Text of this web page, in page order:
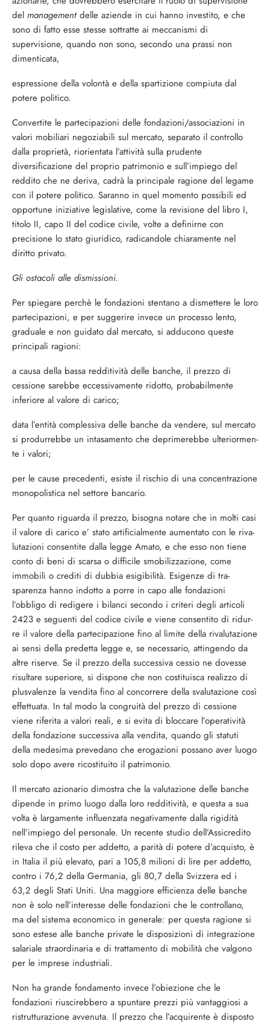
del mana­gementdelle aziende in cui hanno investito, e che
sono di fatto esse stesse sottratte ai meccanismi di
supervisione, quando non sono, secondo una prassi non
dimenticata,
espressione della volontà e della spartizione compiuta dal
potere politico.
Convertite le partecipazioni delle fonda­zioni/associazioni in
valori mobiliari nego­ziabili sul mercato, separato il controllo
dalla proprietà, riorientata l’attività sulla prudente
diversificazione del proprio patri­monio e sull’impiego del
reddito che ne de­riva, cadrà la principale ragione del legame
con il potere politico. Saranno in quel mo­mento possibili ed
opportune iniziative legi­slative, come la revisione del libro I,
titolo II, capo II del codice civile, volte a definirne con
precisione lo stato giuridico, radicando­le chiaramente nel
diritto privato.
Gli ostacoli alle dismissioni.
Per spiegare perchè le fondazioni stenta­no a dismettere le loro
partecipazioni, e per suggerire invece un processo lento,
gradua­le e non guidato dal mercato, si adducono queste
principali ragioni:
a causa della bassa redditività delle banche, il prezzo di
cessione sarebbe ecces­sivamente ridotto, probabilmente
inferiore al valore di carico;
data l’entità complessiva delle banche da vendere, sul mercato
si produrrebbe un intasamento che deprimerebbe ulteriormen­
te i valori;
per le cause precedenti, esiste il rischio di una concentrazione
monopolistica nel settore bancario.
Per quanto riguarda il prezzo, bisogna notare che in molti casi
il valore di carico e’ stato artificialmente aumentato con le riva­
lutazioni consentite dalla legge Amato, e che esso non tiene
conto di beni di scarsa o difficile smobilizzazione, come
immobili o crediti di dubbia esigibilità. Esigenze di tra­
sparenza hanno indotto a porre in capo alle fondazioni
l’obbligo di redigere i bilanci se­condo i criteri degli articoli
2423 e seguenti del codice civile e viene consentito di ridur­
re il valore della partecipazione fino al limi­te della rivalutazione
ai sensi della predetta legge e, se necessario, attingendo da
altre riserve. Se il prezzo della successiva cessio ne dovesse
risultare superiore, si dispone che non costituisca realizzo di
plusvalenze la vendita fino al concorrere della svaluta­zione così
effettuata. In tal modo la con­gruità del prezzo di cessione
viene riferita a valori reali, e si evita di bloccare l’operati­vità
della fondazione successiva alla vendi­ta, quando gli statuti
della medesima preve­dano che erogazioni possano aver luogo
so­lo dopo avere ricostituito il patrimonio.
Il mercato azionario dimostra che la va­lutazione delle banche
dipende in primo luogo dalla loro redditività, e questa a sua
volta è largamente influenzata negativa­mente dalla rigidità
nell’impiego del perso­nale. Un recente studio dell’Assicredito
rile­va che il costo per addetto, a parità di pote­re d’acquisto, è
in Italia il più elevato, pari a 105,8 milioni di lire per addetto,
contro i 76,2 della Germania, gli 80,7 della Svizzera ed i
63,2 degli Stati Uniti. Una maggiore ef­ficienza delle banche
non è solo nell’interes­se delle fondazioni che le controllano,
ma del sistema economico in generale: per que­sta ragione si
sono estese alle banche priva­te le disposizioni di integrazione
salariale straordinaria e di trattamento di mobilità che valgono
per le imprese industriali.
Non ha grande fondamento invece l’obie­zione che le
fondazioni riuscirebbero a spuntare prezzi più vantaggiosi a
ristruttu­razione avvenuta. Il prezzo che l’acquirente è disposto